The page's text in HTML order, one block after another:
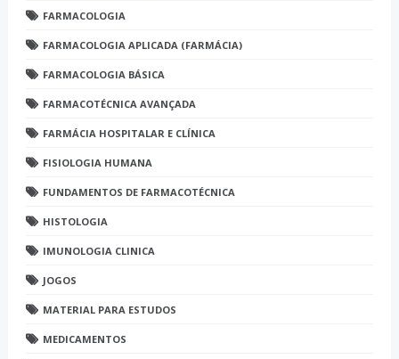
FARMACOLOGIA
FARMACOLOGIA APLICADA (FARMÁCIA)
FARMACOLOGIA BÁSICA
FARMACOTÉCNICA AVANÇADA
FARMÁCIA HOSPITALAR E CLÍNICA
FISIOLOGIA HUMANA
FUNDAMENTOS DE FARMACOTÉCNICA
HISTOLOGIA
IMUNOLOGIA CLINICA
JOGOS
MATERIAL PARA ESTUDOS
MEDICAMENTOS